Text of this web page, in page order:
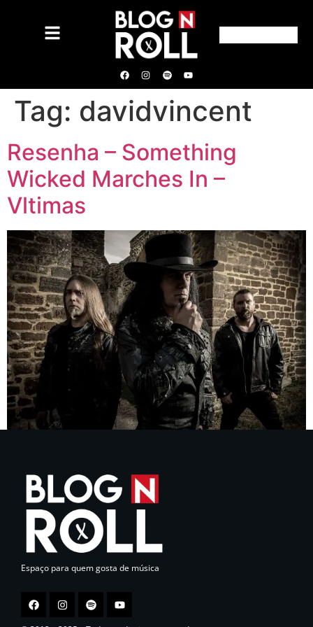
Tag: davidvincent
Resenha – Something
Wicked Marches In –
Vltimas
Espaço para quem gosta de música